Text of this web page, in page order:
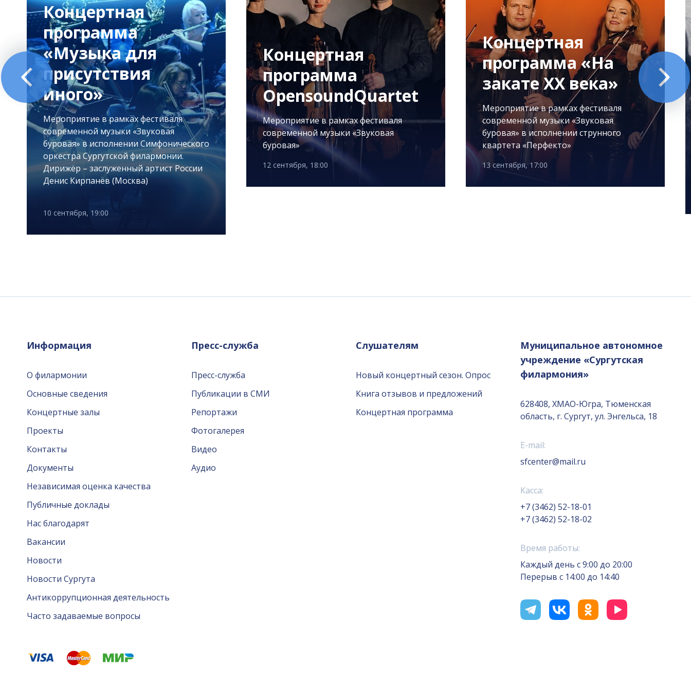
Концертная
программа
«Музыка для
присутствия
иного»
Мероприятие в рамках фестиваля
современной музыки «Звуковая
буровая» в исполнении Симфонического
оркестра Сургутской филармонии.
Дирижёр – заслуженный артист России
Денис Кирпанёв (Москва)
10 сентября, 19:00
Концертная
программа
OpensoundQuartet
Мероприятие в рамках фестиваля
современной музыки «Звуковая
буровая»
12 сентября, 18:00
Концертная
программа «На
закате XX века»
Мероприятие в рамках фестиваля
современной музыки «Звуковая
буровая» в исполнении струнного
квартета «Перфекто»
13 сентября, 17:00
Информация
О филармонии
Основные сведения
Концертные залы
Проекты
Контакты
Документы
Независимая оценка качества
Публичные доклады
Нас благодарят
Вакансии
Новости
Новости Сургута
Антикоррупционная деятельность
Часто задаваемые вопросы
Пресс-служба
Пресс-служба
Публикации в СМИ
Репортажи
Фотогалерея
Видео
Аудио
Слушателям
Новый концертный сезон. Опрос
Книга отзывов и предложений
Концертная программа
Муниципальное автономное
учреждение «Сургутская
филармония»
628408, ХМАО-Югра, Тюменская
область, г. Сургут, ул. Энгельса, 18
E-mail:
sfcenter@mail.ru
Касса:
+7 (3462) 52-18-01
+7 (3462) 52-18-02
Время работы:
Каждый день с 9:00 до 20:00
Перерыв с 14:00 до 14:40